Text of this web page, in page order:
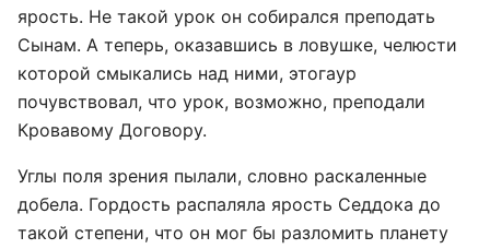
ярость. Не такой урок он собирался преподать
Сынам. А теперь, оказавшись в ловушке, челюсти
которой смыкались над ними, этогаур
почувствовал, что урок, возможно, преподали
Кровавому Договору.
Углы поля зрения пылали, словно раскаленные
добела. Гордость распаляла ярость Седдока до
такой степени, что он мог бы разломить планету